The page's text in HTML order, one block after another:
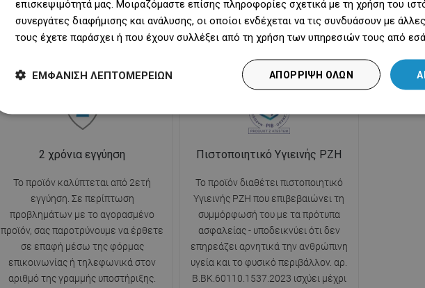
επόμενων στοιχείων του ντους είναι
πολύ ευκολότερη και πιο
διαισθητική.
κατά τη διάρκεια του μπάνιου, χωρίς
φόβο διακοπής της συνεχούς ροής
νερού.
νερού,
του δεν
της
2 χρόνια εγγύηση
Το προϊόν καλύπτεται από 2ετή
εγγύηση. Σε περίπτωση
προβλημάτων με το αγορασμένο
προϊόν, σας παροτρύνουμε να έρθετε
σε επαφή μέσω της φόρμας
επικοινωνίας ή τηλεφωνικά στον
αριθμό της γραμμής υποστήριξης.
Πιστοποιητικό Υγιεινής PZH
Το προϊόν διαθέτει πιστοποιητικό
Υγιεινής PZH που επιβεβαιώνει τη
συμμόρφωσή του με τα πρότυπα
ασφαλείας - υποδεικνύει ότι δεν
επηρεάζει αρνητικά την ανθρώπινη
υγεία και το φυσικό περιβάλλον. αρ.
B.BK.60110.1537.2023 ισχύει μέχρι
επισκεψιμότητά μας. Μοιραζόμαστε επίσης πληροφορίες σχετικά με τη χρήση του
συνεργάτες διαφήμισης και ανάλυσης, οι οποίοι ενδέχεται να τις συνδυάσουν με
τους έχετε παράσχει ή που έχουν συλλέξει από τη χρήση των υπηρεσιών τους από
ΑΠΌΡΡΙΨΗ ΌΛΩΝ
ΕΜΦΆΝΙΣΗ ΛΕΠΤΟΜΕΡΕΙΏΝ